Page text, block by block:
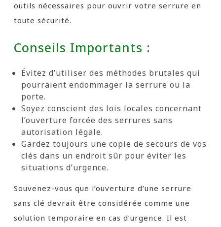
outils nécessaires pour ouvrir votre serrure en
toute sécurité.
Conseils Importants :
Évitez d’utiliser des méthodes brutales qui
pourraient endommager la serrure ou la
porte.
Soyez conscient des lois locales concernant
l’ouverture forcée des serrures sans
autorisation légale.
Gardez toujours une copie de secours de vos
clés dans un endroit sûr pour éviter les
situations d’urgence.
Souvenez-vous que l’ouverture d’une serrure
sans clé devrait être considérée comme une
solution temporaire en cas d’urgence. Il est